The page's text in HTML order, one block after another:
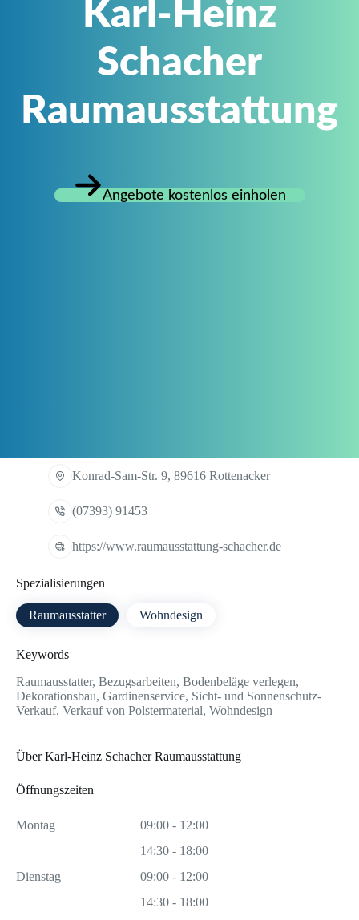
Karl-Heinz
Schacher
Raumausstattung
Angebote kostenlos einholen
Konrad-Sam-Str. 9, 89616 Rottenacker
(07393) 91453
https://www.raumausstattung-schacher.de
Spezialisierungen
Raumausstatter Wohndesign
Keywords
Raumausstatter, Bezugsarbeiten, Bodenbeläge verlegen,
Dekorationsbau, Gardinenservice, Sicht- und Sonnenschutz-
Verkauf, Verkauf von Polstermaterial, Wohndesign
Über Karl-Heinz Schacher Raumausstattung
Öffnungszeiten
Montag
09:00 - 12:00
14:30 - 18:00
Dienstag
09:00 - 12:00
14:30 - 18:00